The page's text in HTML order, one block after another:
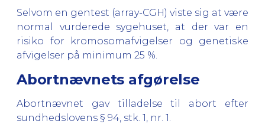
Selvom en gentest (array-CGH) viste sig at være
normal vurderede sygehuset, at der var en
risiko for kromosomafvigelser og genetiske
afvigelser på minimum 25 %.
Abortnævnets afgørelse
Abortnævnet gav tilladelse til abort efter
sundhedslovens § 94, stk. 1, nr. 1.